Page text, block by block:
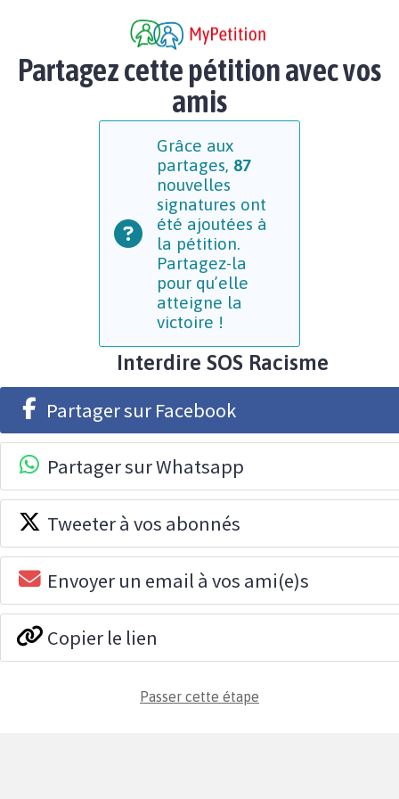
Partagez cette pétition avec vos
amis
Grâce aux
partages, 87
nouvelles
signatures ont
été ajoutées à
la pétition.
Partagez-la
pour qu’elle
atteigne la
victoire !
Interdire SOS Racisme
Partager sur Facebook
Partager sur Whatsapp
Tweeter à vos abonnés
Envoyer un email à vos ami(e)s
Copier le lien
Passer cette étape